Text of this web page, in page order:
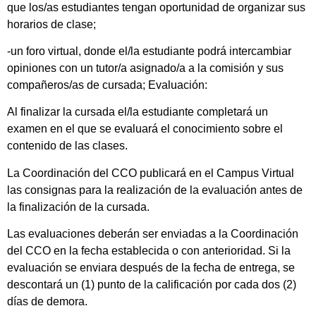
que los/as estudiantes tengan oportunidad de organizar sus
horarios de clase;
-un foro virtual, donde el/la estudiante podrá intercambiar
opiniones con un tutor/a asignado/a a la comisión y sus
compañeros/as de cursada; Evaluación:
Al finalizar la cursada el/la estudiante completará un
examen en el que se evaluará el conocimiento sobre el
contenido de las clases.
La Coordinación del CCO publicará en el Campus Virtual
las consignas para la realización de la evaluación antes de
la finalización de la cursada.
Las evaluaciones deberán ser enviadas a la Coordinación
del CCO en la fecha establecida o con anterioridad. Si la
evaluación se enviara después de la fecha de entrega, se
descontará un (1) punto de la calificación por cada dos (2)
días de demora.